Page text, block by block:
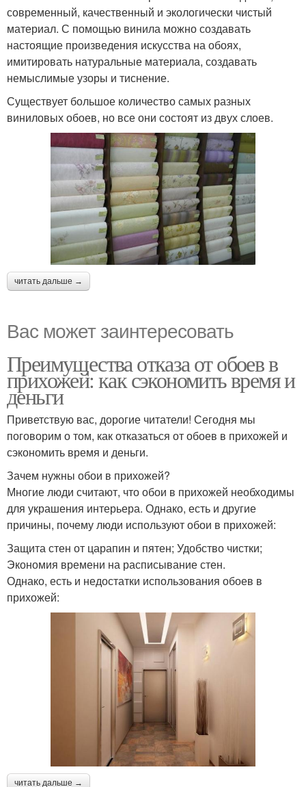
современный, качественный и экологически чистый
материал. С помощью винила можно создавать
настоящие произведения искусства на обоях,
имитировать натуральные материала, создавать
немыслимые узоры и тиснение.
Существует большое количество самых разных
виниловых обоев, но все они состоят из двух слоев.
читать дальше →
Вас может заинтересовать
Преимущества отказа от обоев в
прихожей: как сэкономить время и
деньги
Приветствую вас, дорогие читатели! Сегодня мы
поговорим о том, как отказаться от обоев в прихожей и
сэкономить время и деньги.
Зачем нужны обои в прихожей?
Многие люди считают, что обои в прихожей необходимы
для украшения интерьера. Однако, есть и другие
причины, почему люди используют обои в прихожей:
Защита стен от царапин и пятен; Удобство чистки;
Экономия времени на расписывание стен.
Однако, есть и недостатки использования обоев в
прихожей:
читать дальше →